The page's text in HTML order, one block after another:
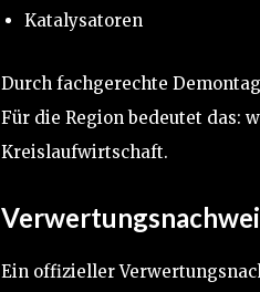
Katalysatoren
Durch fachgerechte
Für die Region bedeutet das:
Kreislaufwirtschaft.
Ein offizieller